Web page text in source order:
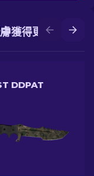
獲得更好的皮膚
DDPAT